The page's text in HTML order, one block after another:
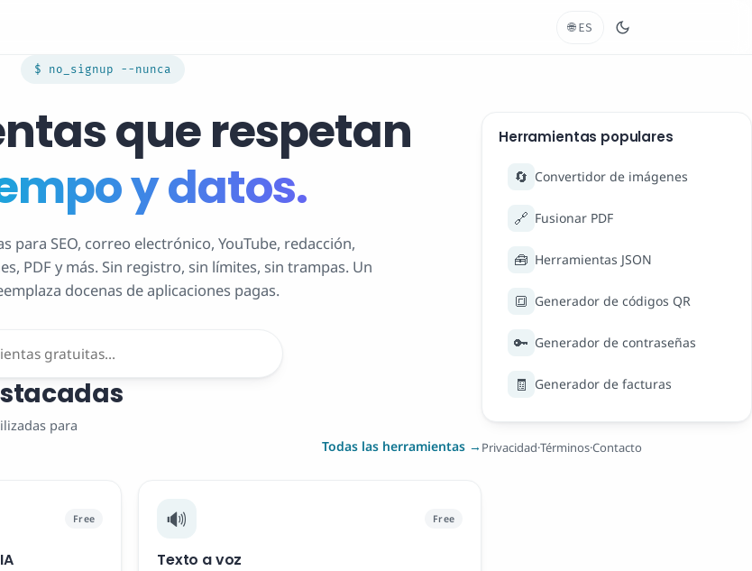
🌐 ES
$ no_signup --nunca
que respetan
y datos.
para SEO, correo electrónico, YouTube, redacción,
PDF y más. Sin registro, sin límites, sin trampas. Un
docenas de aplicaciones pagas.
para
Todas las herramientas →
Free 🔊 Free
Texto a voz
Herramientas populares
🔄 Convertidor de imágenes
🔗 Fusionar PDF
🧰 Herramientas JSON
🔳 Generador de códigos QR
🔑 Generador de contraseñas
🧾 Generador de facturas
Privacidad·Términos·Contacto